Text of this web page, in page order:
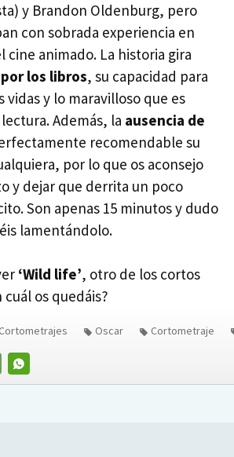
y Brandon Oldenburg, pero
con sobrada experiencia en
cine animado. La historia gira
los libros, su capacidad para
vidas y lo maravilloso que es
Además, la ausencia de
recomendable su
por lo que os aconsejo
y dejar que derrita un poco
Son apenas 15 minutos y dudo
lamentándolo.
‘Wild life’, otro de los cortos
cuál os quedáis?
WHATSAPP
Oscar Cortometraje